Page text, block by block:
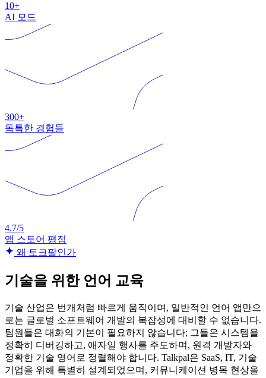
10+
AI 모드
300+
독특한 경험들
4.7/5
앱 스토어 평점
왜 토크팔인가
기술을 위한 언어 교육
기술 산업은 번개처럼 빠르게 움직이며, 일반적인 언어 앱만으
로는 글로벌 소프트웨어 개발의 복잡성에 대비할 수 없습니다.
팀원들은 대화의 기본이 필요하지 않습니다; 그들은 시스템을
정확히 디버깅하고, 애자일 행사를 주도하며, 원격 개발자와
정확한 기술 영어로 정렬해야 합니다. Talkpal은 SaaS, IT, 기술
기업을 위해 특별히 설계되었으며, 커뮤니케이션 병목 현상을